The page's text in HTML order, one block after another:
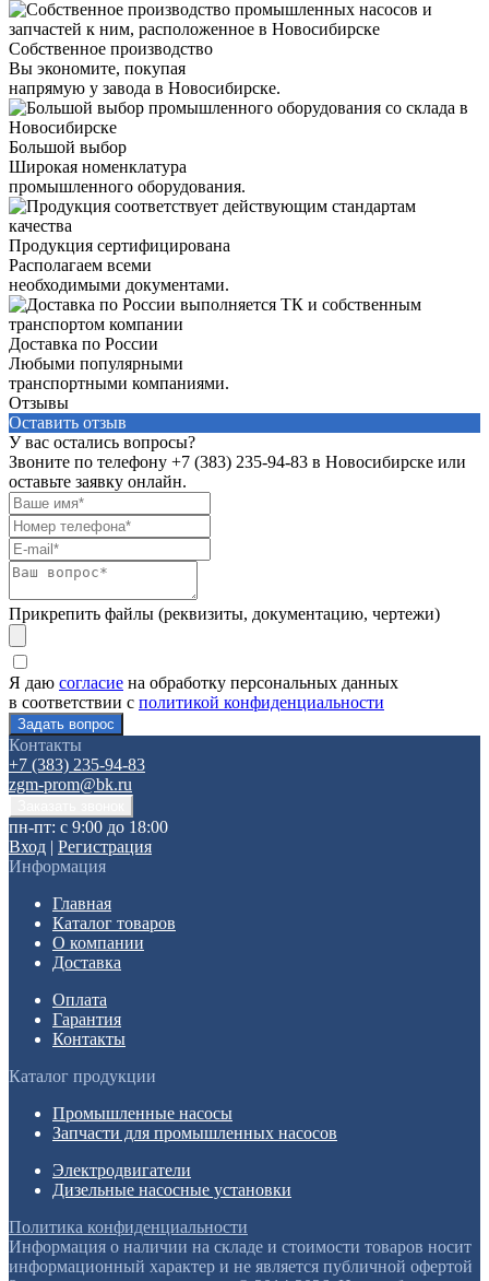
Собственное производство
Вы экономите, покупая
напрямую у завода в Новосибирске.
Большой выбор
Широкая номенклатура
промышленного оборудования.
Продукция сертифицирована
Располагаем всеми
необходимыми документами.
Доставка по России
Любыми популярными
транспортными компаниями.
Отзывы
Оставить отзыв
У вас остались вопросы?
Звоните по телефону +7 (383) 235-94-83 в Новосибирске или
оставьте заявку онлайн.
Прикрепить файлы (реквизиты, документацию, чертежи)
Я даю согласие на обработку персональных данных
в соответствии с политикой конфиденциальности
Контакты
+7 (383) 235-94-83
zgm-prom@bk.ru
пн-пт: с 9:00 до 18:00
Вход | Регистрация
Информация
Главная
Каталог товаров
О компании
Доставка
Оплата
Гарантия
Контакты
Каталог продукции
Промышленные насосы
Запчасти для промышленных насосов
Электродвигатели
Дизельные насосные установки
Политика конфиденциальности
Информация о наличии на складе и стоимости товаров носит
информационный характер и не является публичной офертой